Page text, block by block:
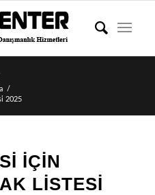
/
2025
İÇIN
LISTESI